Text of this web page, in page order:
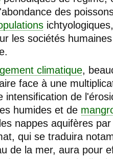
des
les sociétés
climatique,
face à une
intensification de
humides et de
nappes aquifères
qui se traduira
de la mer, aura pour